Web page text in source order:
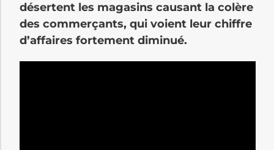
désertent les magasins causant la colère
des commerçants, qui voient leur chiffre
d’affaires fortement diminué.